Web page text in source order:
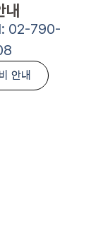
내
02-790-
안내